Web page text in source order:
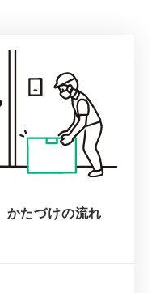
かたづけの流れ